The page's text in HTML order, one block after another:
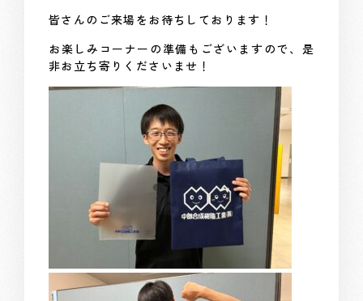
皆さんのご来場をお待ちしております！
お楽しみコーナーの準備もございますので、是
非お立ち寄りくださいませ！